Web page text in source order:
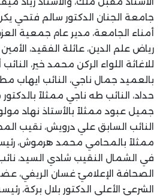
جامعة الجنان الدكتور سالم
أمناء الجامعة، مدير عام جمعية
رياض علم الدين، عائلة الفقيد، الأمين
للاغاثة اللواء الركن محمد خير،
بالعميد جمال ناجي، النائب ايهاب
حداد، النائب طه ناجي ممثلاً
جميل عبود ممثلاً بالأستاذ نهاد
النائب السابق علي درويش، نقيب
ممثلاً بالمحامي محمد هرموش، رئيس
في الشمال النقيب شادي السيد،
الصحافة الإعلاميّ غسان الريفي،
الشرعيّ الأعلى الدكتور بلال بركة،